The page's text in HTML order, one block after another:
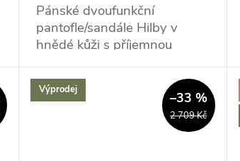
Pánské dvoufunkční
pantofle/sandále Hilby v
hnědé kůži s příjemnou
Výprodej
2 709 Kč
–33 %